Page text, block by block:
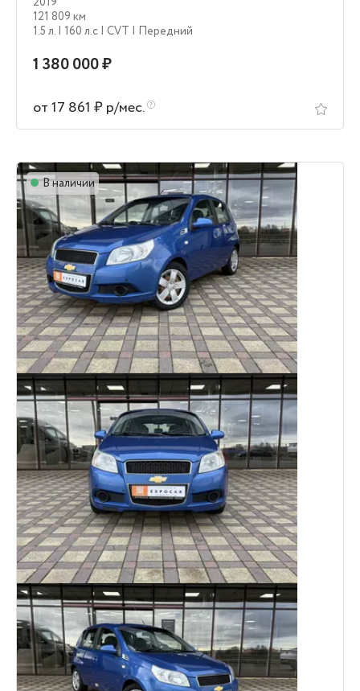
121 809 км
1.5 л. | 160 л.c | CVT | Передний
1 380 000 ₽
от 17 861 ₽ р/мес.
В наличии